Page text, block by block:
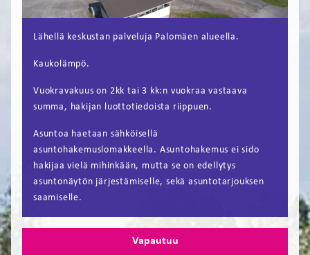
Lähellä keskustan palveluja Palomäen alueella.
Kaukolämpö.
Vuokravakuus on 2kk tai 3 kk:n vuokraa vastaava
summa, hakijan luottotiedoista riippuen.
Asuntoa haetaan sähköisellä
asuntohakemuslomakkeella. Asuntohakemus ei sido
hakijaa vielä mihinkään, mutta se on edellytys
asuntonäytön järjestämiselle, sekä asuntotarjouksen
saamiselle.
Vapautuu